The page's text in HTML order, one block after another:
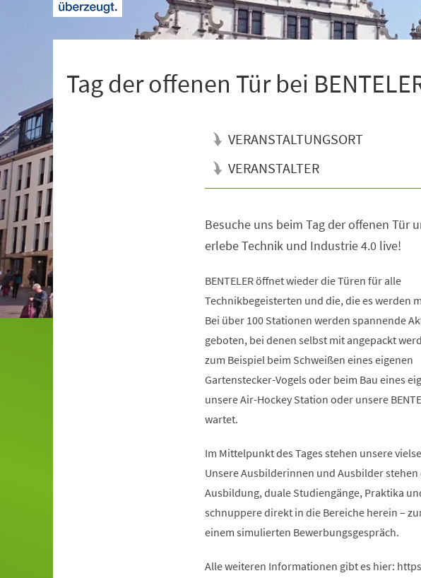
Tag der offenen Tür bei
VERANSTALTUNGSORT
VERANSTALTER
Besuche uns beim Tag der offenen Tür
erlebe Technik und Industrie 4.0 live!
BENTELER öffnet wieder die Türen für alle
Technikbegeisterten und die, die es werden
Bei über 100 Stationen werden spannende
geboten, bei denen selbst mit angepackt
zum Beispiel beim Schweißen eines eigenen
Gartenstecker-Vogels oder beim Bau eines
unsere Air-Hockey Station oder unsere
wartet.
Im Mittelpunkt des Tages stehen unsere
Unsere Ausbilderinnen und Ausbilder
Ausbildung, duale Studiengänge, Praktika
schnuppere direkt in die Bereiche herein –
einem simulierten Bewerbungsgespräch.
Alle weiteren Informationen gibt es hier: